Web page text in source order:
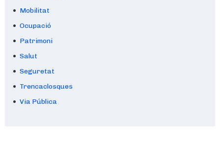
Mobilitat
Ocupació
Patrimoni
Salut
Seguretat
Trencaclosques
Via Pública